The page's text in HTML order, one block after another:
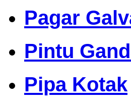
Pagar
Pintu
Pipa Kotak